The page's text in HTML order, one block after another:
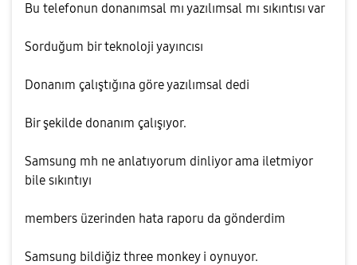
Bu telefonun donanımsal mı yazılımsal mı sıkıntısı var
Sorduğum bir teknoloji yayıncısı
Donanım çalıştığına göre yazılımsal dedi
Bir şekilde donanım çalışıyor.
Samsung mh ne anlatıyorum dinliyor ama iletmiyor
bile sıkıntıyı
members üzerinden hata raporu da gönderdim
Samsung bildiğiz three monkey i oynuyor.